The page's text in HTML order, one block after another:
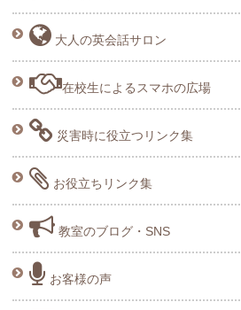
大人の英会話サロン
在校生によるスマホの広場
災害時に役立つリンク集
お役立ちリンク集
教室のブログ・SNS
お客様の声